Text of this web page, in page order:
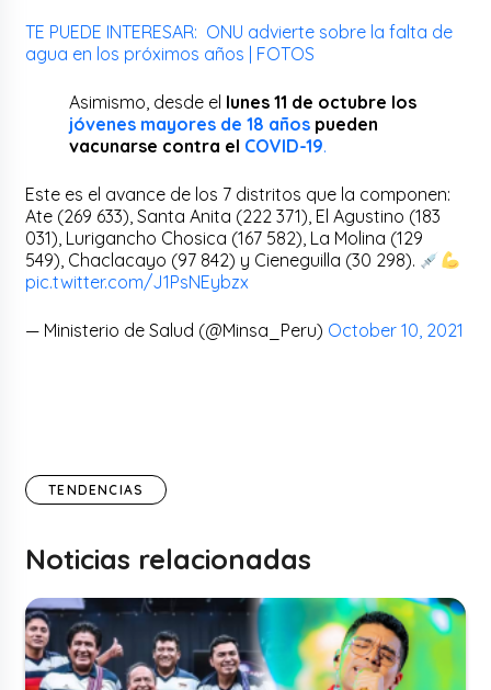
TE PUEDE INTERESAR: ONU advierte sobre la falta de
agua en los próximos años | FOTOS
Asimismo, desde el lunes 11 de octubre los
jóvenes mayores de 18 años pueden
vacunarse contra el COVID-19.
Este es el avance de los 7 distritos que la componen:
Ate (269 633), Santa Anita (222 371), El Agustino (183
031), Lurigancho Chosica (167 582), La Molina (129
549), Chaclacayo (97 842) y Cieneguilla (30 298).
pic.twitter.com/J1PsNEybzx
— Ministerio de Salud (@Minsa_Peru) October 10, 2021
TENDENCIAS
Noticias relacionadas